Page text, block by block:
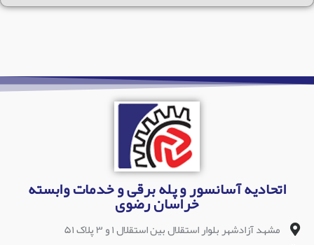
اتحادیه آسانسور و پله برقی و خدمات وابسته
خراسان رضوی
مشهد آزادشهر بلوار استقلال بین استقلال ۱ و ۳ پلاک ۵۱